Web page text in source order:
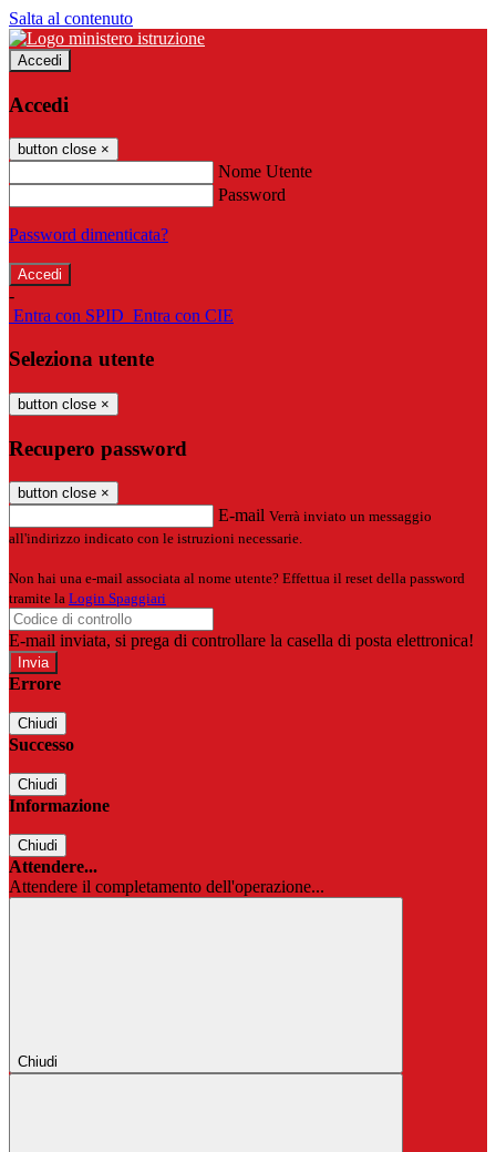
Salta al contenuto
Accedi
Accedi
button close ×
Nome Utente
Password
Password dimenticata?
-
Entra con SPID Entra con CIE
Seleziona utente
button close ×
Recupero password
button close ×
E-mail Verrà inviato un messaggio
all'indirizzo indicato con le istruzioni necessarie.
Non hai una e-mail associata al nome utente? Effettua il reset della password
tramite la Login Spaggiari
E-mail inviata, si prega di controllare la casella di posta elettronica!
Errore
Chiudi
Successo
Chiudi
Informazione
Chiudi
Attendere...
Attendere il completamento dell'operazione...
Chiudi